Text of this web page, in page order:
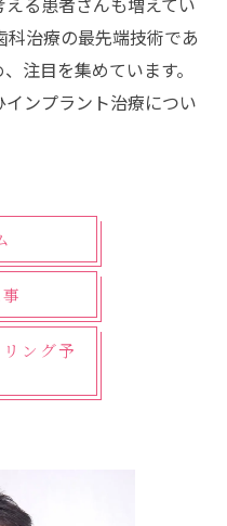
科治療の最先端技術であ
注目を集めています。
ンプラント治療につい
ング予